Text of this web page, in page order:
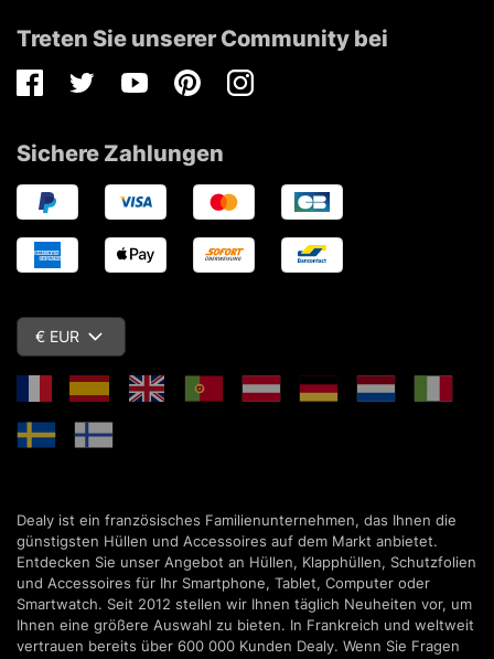
Treten Sie unserer Community bei
FacebookTwitterYoutubePinterestInstagram
Sichere Zahlungen
€ EUR
Dealy ist ein französisches Familienunternehmen, das Ihnen die
günstigsten Hüllen und Accessoires auf dem Markt anbietet.
Entdecken Sie unser Angebot an Hüllen, Klapphüllen, Schutzfolien
und Accessoires für Ihr Smartphone, Tablet, Computer oder
Smartwatch. Seit 2012 stellen wir Ihnen täglich Neuheiten vor, um
Ihnen eine größere Auswahl zu bieten. In Frankreich und weltweit
vertrauen bereits über 600 000 Kunden Dealy. Wenn Sie Fragen